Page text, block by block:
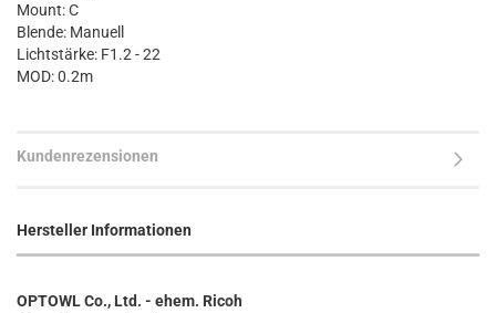
Mount: C
Blende: Manuell
Lichtstärke: F1.2 - 22
MOD: 0.2m
Kundenrezensionen
Hersteller Informationen
OPTOWL Co., Ltd. - ehem. Ricoh